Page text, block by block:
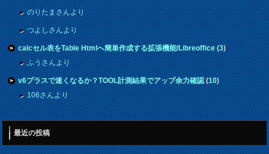
のりたまさんより
つよしさんより
calcセル表をTable Htmlへ簡単作成する拡張機能/Libreoffice(3)
ふうさんより
v6プラスで速くなるか？TOOL計測結果でアップ余力確認(10)
106さんより
最近の投稿